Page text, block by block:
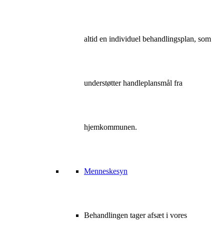
altid en individuel behandlingsplan, som
understøtter handleplansmål fra
hjemkommunen.
Menneskesyn
Behandlingen tager afsæt i vores